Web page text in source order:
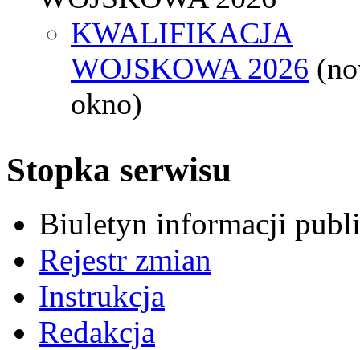
KWALIFIKACJA
WOJSKOWA 2026
okno)
Stopka serwisu
Biuletyn informacji
Rejestr zmian
Instrukcja
Redakcja